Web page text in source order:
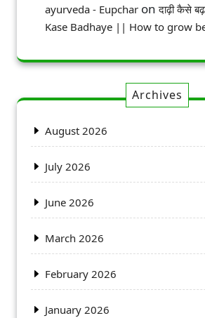
ayurveda - Eupchar onदाढ़ी कैसे
Kase Badhaye || How to grow
Archives
August 2026
July 2026
June 2026
March 2026
February 2026
January 2026